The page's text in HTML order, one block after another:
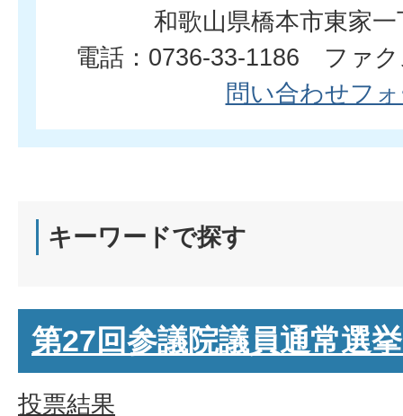
和歌山県橋本市東家
電話：0736-33-1186 ファク
問い合わせフ
キーワードで探す
第27回参議院議員通常選
投票結果